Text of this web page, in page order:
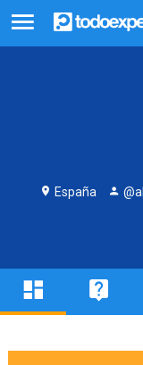
España